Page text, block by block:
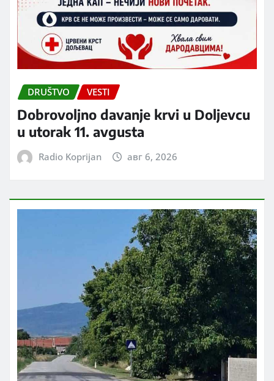
DRUŠTVO VESTI
Dobrovoljno davanje krvi u Doljevcu
u utorak 11. avgusta
Radio Koprijan авг 6, 2026